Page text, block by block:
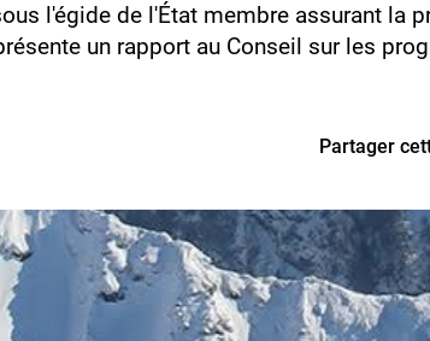
l'égide de l'État membre assurant la
un rapport au Conseil sur les
Partager